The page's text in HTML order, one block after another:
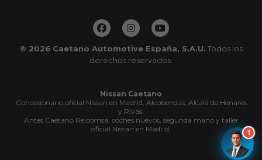
© 2026 Caetano Automotive España, S.A.U. Todos los
derechos reservados.
Nissan Caetano
Concesionario oficial Nissan en Madrid, Alcobendas, Alcalá de Henares
y Rivas.
Antes Caetano Reicomsa: coches nuevos, segunda mano y taller
oficial Nissan en Madrid.
1